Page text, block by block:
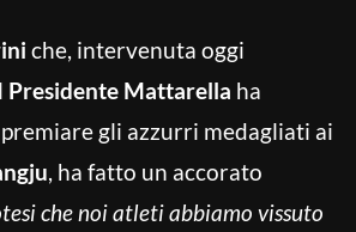
che, intervenuta oggi
Presidente Mattarella ha
gli azzurri medagliati ai
, ha fatto un accorato
che noi atleti abbiamo vissuto